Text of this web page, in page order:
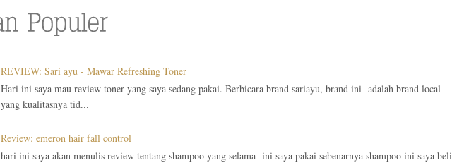
REVIEW: Sari ayu - Mawar Refreshing Toner
Hari ini saya mau review toner yang saya sedang pakai. Berbicara brand sariayu, brand ini adalah brand local
yang kualitasnya tid...
Review: emeron hair fall control
hari ini saya akan menulis review tentang shampoo yang selama ini saya pakai sebenarnya shampoo ini saya beli